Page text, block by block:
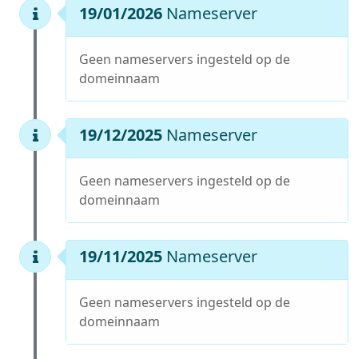
19/01/2026 Nameserver
Geen nameservers ingesteld op de
domeinnaam
19/12/2025 Nameserver
Geen nameservers ingesteld op de
domeinnaam
19/11/2025 Nameserver
Geen nameservers ingesteld op de
domeinnaam